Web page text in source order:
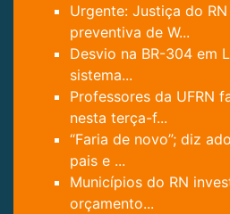
Urgente: Justiça do
preventiva de W...
Desvio na BR-304 em
sistema...
Professores da UFRN
nesta terça-f...
“Faria de novo”; diz
pais e ...
Municípios do RN
orçamento...